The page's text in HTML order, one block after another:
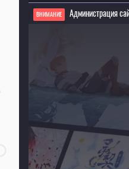
ВНИМАНИЕ
Администрация
Для просмотра некоторых
Текущее воспроизведение